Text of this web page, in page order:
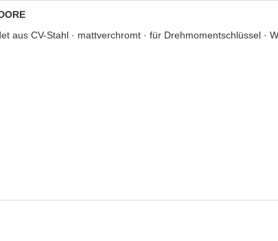
aus CV-Stahl · mattverchromt · für Drehmomentschlüssel ·